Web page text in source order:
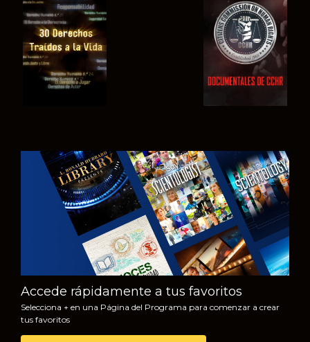
VE VE
VE
EXPLORA LAS
SERIES
Accede rápidamente a tus favoritos
Selecciona + en una Página del Programa para comenzar a crear
tus favoritos